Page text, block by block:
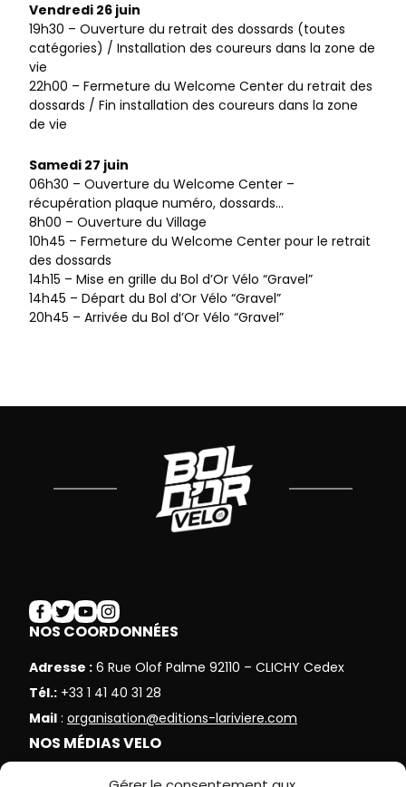
Vendredi 26 juin
19h30 – Ouverture du retrait des dossards (toutes
catégories) / Installation des coureurs dans la zone de
vie
22h00 – Fermeture du Welcome Center du retrait des
dossards / Fin installation des coureurs dans la zone
de vie
Samedi 27 juin
06h30 – Ouverture du Welcome Center –
récupération plaque numéro, dossards…
8h00 – Ouverture du Village
10h45 – Fermeture du Welcome Center pour le retrait
des dossards
14h15 – Mise en grille du Bol d’Or Vélo “Gravel”
14h45 – Départ du Bol d’Or Vélo “Gravel”
20h45 – Arrivée du Bol d’Or Vélo “Gravel”
NOS COORDONNÉES
Adresse : 6 Rue Olof Palme 92110 – CLICHY Cedex
Tél.: +33 1 41 40 31 28
Mail : organisation@editions-lariviere.com
NOS MÉDIAS VELO